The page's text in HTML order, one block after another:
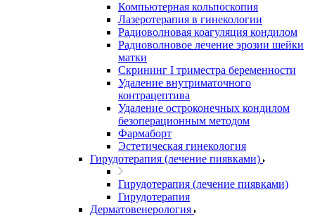
Компьютерная кольпоскопия
Лазеротерапия в гинекологии
Радиоволновая коагуляция кондилом
Радиоволновое лечение эрозии шейки
матки
Скрининг I триместра беременности
Удаление внутриматочного
контрацептива
Удаление остроконечных кондилом
безоперационным методом
Фармаборт
Эстетическая гинекология
Гирудотерапия (лечение пиявками)
Гирудотерапия (лечение пиявками)
Гирудотерапия
Дерматовенерология